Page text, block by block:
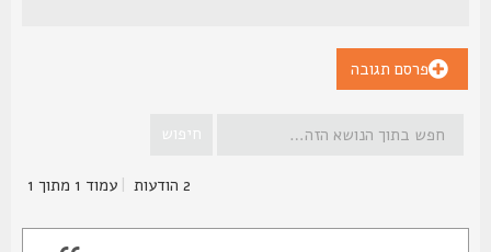
פרסם תגובה
|עמוד1מתוך1